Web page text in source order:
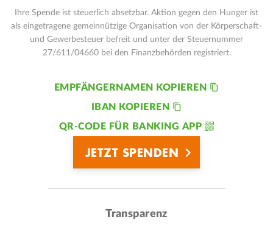
Ihre Spende ist steuerlich absetzbar. Aktion gegen den Hunger ist
als eingetragene gemeinnützige Organisation von der Körperschaft-
und Gewerbesteuer befreit und unter der Steuernummer
27/611/04660 bei den Finanzbehörden registriert.
EMPFÄNGERNAMEN KOPIEREN
IBAN KOPIEREN
QR-CODE FÜR BANKING APP
JETZT SPENDEN
Transparenz